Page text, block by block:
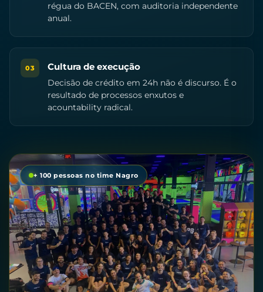
régua do BACEN, com auditoria independente
anual.
03 Cultura de execução
Decisão de crédito em 24h não é discurso. É o
resultado de processos enxutos e
acountability radical.
+ 100 pessoas no time Nagro